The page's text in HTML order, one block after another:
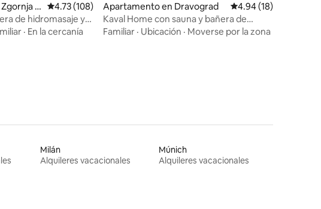
85 reseñas
K Calificación promedio: 4.73 de 5, 108 reseñas
4.73 (108)
de hidromasaje y
· En la cercanía
Apartamento en Dravograd Calificación
4.94 (18)
Kaval Home con sauna y bañera de
hidromasaje gratuitas en el sitio
Familiar · Ubicación · Moverse por la zona
Milán
Alquileres vacacionales
Múnich
Alquileres vacacionales